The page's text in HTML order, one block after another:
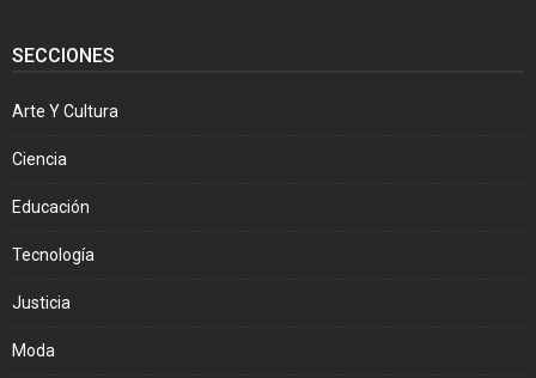
SECCIONES
Arte Y Cultura
Ciencia
Educación
Tecnología
Justicia
Moda